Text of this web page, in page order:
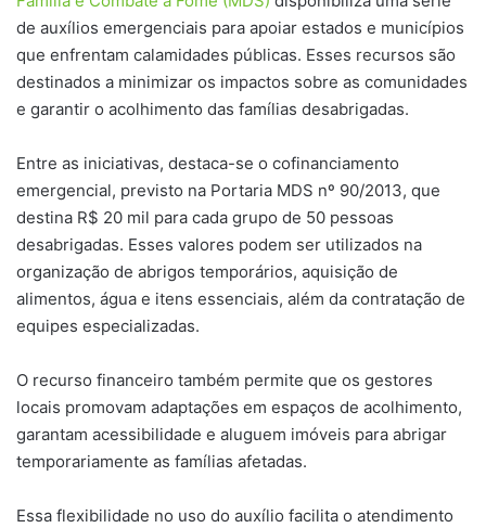
de auxílios emergenciais para apoiar estados e municípios
que enfrentam calamidades públicas. Esses recursos são
destinados a minimizar os impactos sobre as comunidades
e garantir o acolhimento das famílias desabrigadas.
Entre as iniciativas, destaca-se o cofinanciamento
emergencial, previsto na Portaria MDS nº 90/2013, que
destina R$ 20 mil para cada grupo de 50 pessoas
desabrigadas. Esses valores podem ser utilizados na
organização de abrigos temporários, aquisição de
alimentos, água e itens essenciais, além da contratação de
equipes especializadas.
O recurso financeiro também permite que os gestores
locais promovam adaptações em espaços de acolhimento,
garantam acessibilidade e aluguem imóveis para abrigar
temporariamente as famílias afetadas.
Essa flexibilidade no uso do auxílio facilita o atendimento